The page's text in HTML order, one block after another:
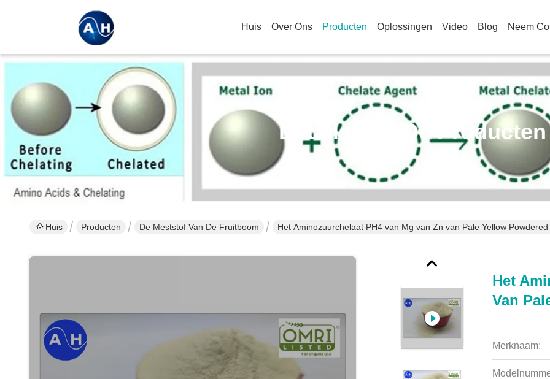
Huis Over Ons Producten Oplossingen Video Blog Neem
Details Van De Producten
Huis Producten De Meststof Van De Fruitboom Het Aminozuurchelaat PH4 van Mg van Zn van Pale Yellow Powdered
Het
Van
Merknaam: